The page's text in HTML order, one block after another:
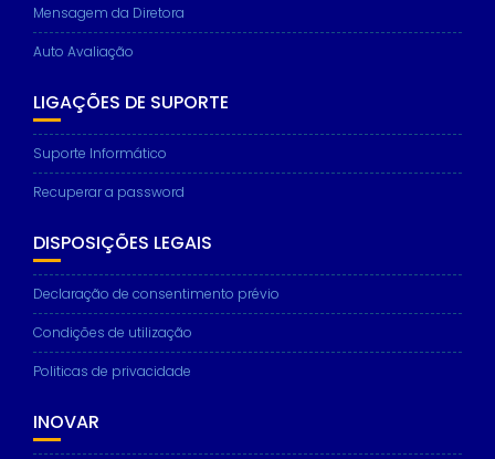
Mensagem da Diretora
Auto Avaliação
LIGAÇÕES DE SUPORTE
Suporte Informático
Recuperar a password
DISPOSIÇÕES LEGAIS
Declaração de consentimento prévio
Condições de utilização
Politicas de privacidade
INOVAR
not
optional.
They are
the website
to function.
In order for
improve the
website's
and
based on
how the